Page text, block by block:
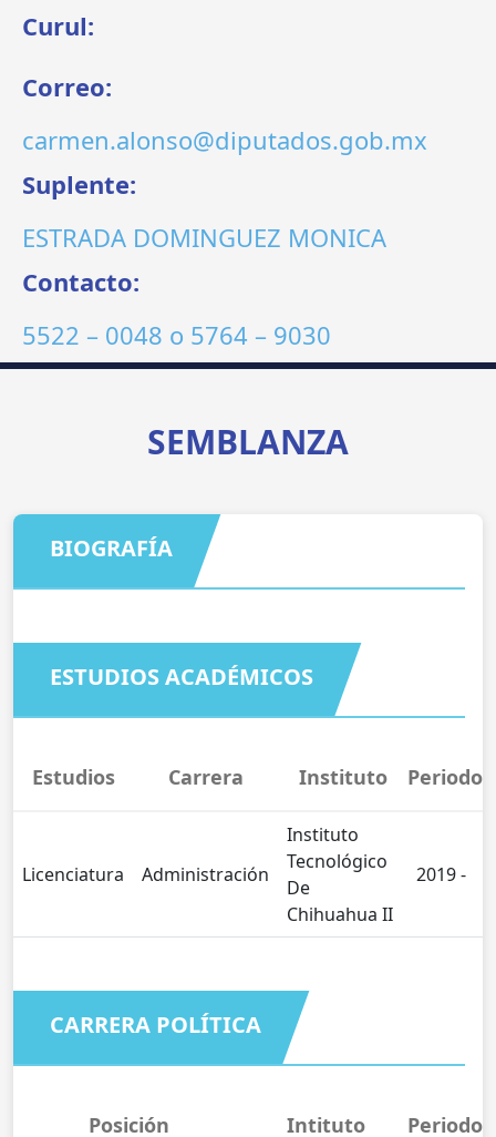
Curul:
Correo:
carmen.alonso@diputados.gob.mx
Suplente:
ESTRADA DOMINGUEZ MONICA
Contacto:
5522 – 0048 o 5764 – 9030
SEMBLANZA
BIOGRAFÍA
ESTUDIOS ACADÉMICOS
Estudios Carrera Instituto Periodo
Licenciatura Administración
Instituto
Tecnológico
De
Chihuahua II
2019 -
CARRERA POLÍTICA
Posición Intituto Periodo